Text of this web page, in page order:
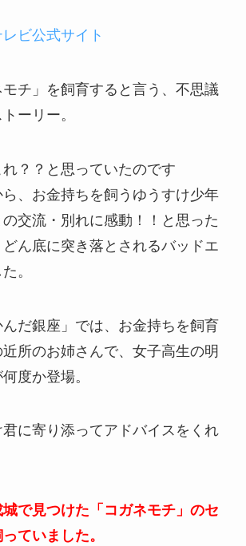
ビ公式サイト
チ」を飼育すると言う、不思議
ーリー。
？？と思っていたのです
、お金持ちを飼うゆうすけ少年
交流・別れに感動！！と思った
ん底に突き落とされるバッドエ
。
だ銀座」では、お金持ちを飼育
所のお姉さんで、女子高生の明
度か登場。
に寄り添ってアドバイスをくれ
で見つけた「コガネモチ」のセ
ていました。